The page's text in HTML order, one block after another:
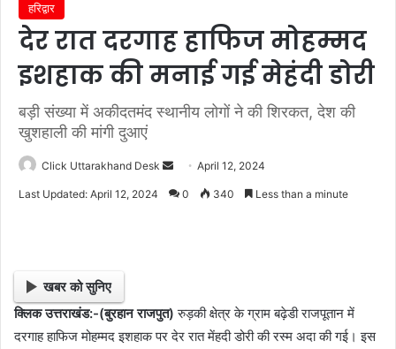
हरिद्वार
देर रात दरगाह हाफिज मोहम्मद
इशहाक की मनाई गई मेहंदी डोरी
बड़ी संख्या में अकीदतमंद स्थानीय लोगों ने की शिरकत, देश की
खुशहाली की मांगी दुआएं
Click Uttarakhand Desk
e
m
a
April 12, 2024
Last Updated: April 12, 2024 0 340 Less than a minute
खबर को सुनिए
क्लिक उत्तराखंड:-(बुरहान राजपुत) रुड़की क्षेत्र के ग्राम बढ़ेडी राजपूतान में
दरगाह हाफिज मोहम्मद इशहाक पर देर रात मेंहदी डोरी की रस्म अदा की गई। इस